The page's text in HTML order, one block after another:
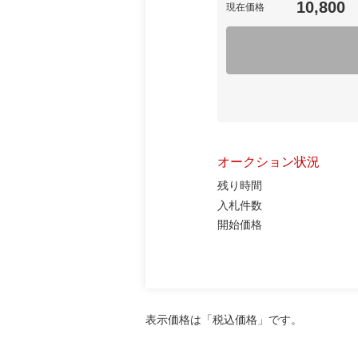
現在価格 10,800
オークション状況
残り時間
入札件数
開始価格
表示価格は「税込価格」です。